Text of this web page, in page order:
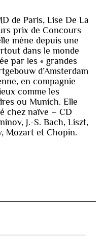
de Paris, Lise De La
prix de Concours
mène depuis une
dans le monde
par les « grandes
d’Amsterdam
en compagnie
comme les
ou Munich. Elle
chez naïve – CD
J.-S. Bach, Liszt,
Mozart et Chopin.